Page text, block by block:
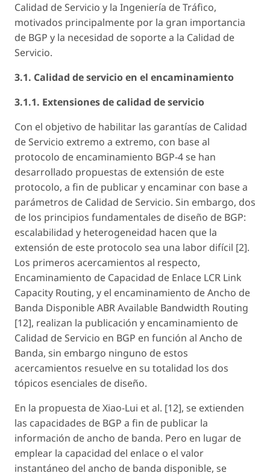
Calidad de Servicio y la Ingeniería de Tráfico,
motivados principalmente por la gran importancia
de BGP y la necesidad de soporte a la Calidad de
Servicio.
3.1. Calidad de servicio en el encaminamiento
3.1.1. Extensiones de calidad de servicio
Con el objetivo de habilitar las garantías de Calidad
de Servicio extremo a extremo, con base al
protocolo de encaminamiento BGP-4 se han
desarrollado propuestas de extensión de este
protocolo, a fin de publicar y encaminar con base a
parámetros de Calidad de Servicio. Sin embargo, dos
de los principios fundamentales de diseño de BGP:
escalabilidad y heterogeneidad hacen que la
extensión de este protocolo sea una labor difícil [2].
Los primeros acercamientos al respecto,
Encaminamiento de Capacidad de Enlace LCR Link
Capacity Routing, y el encaminamiento de Ancho de
Banda Disponible ABR Available Bandwidth Routing
[12], realizan la publicación y encaminamiento de
Calidad de Servicio en BGP en función al Ancho de
Banda, sin embargo ninguno de estos
acercamientos resuelve en su totalidad los dos
tópicos esenciales de diseño.
En la propuesta de Xiao-Lui et al. [12], se extienden
las capacidades de BGP a fin de publicar la
información de ancho de banda. Pero en lugar de
emplear la capacidad del enlace o el valor
instantáneo del ancho de banda disponible, se